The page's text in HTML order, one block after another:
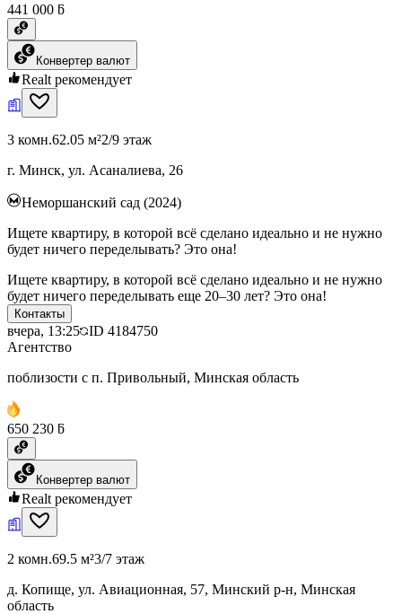
441 000 ƃ
Конвертер валют
Realt рекомендует
3 комн.62.05 м²2/9 этаж
г. Минск, ул. Асаналиева, 26
Неморшанский сад (2024)
Ищете квартиру, в которой всё сделано идеально и не нужно
будет ничего переделывать? Это она!
Ищете квартиру, в которой всё сделано идеально и не нужно
будет ничего переделывать еще 20–30 лет? Это она!
Контакты
вчера, 13:25 ID 4184750
Агентство
поблизости с п. Привольный, Минская область
650 230 ƃ
Конвертер валют
Realt рекомендует
2 комн.69.5 м²3/7 этаж
д. Копище, ул. Авиационная, 57, Минский р-н, Минская
область